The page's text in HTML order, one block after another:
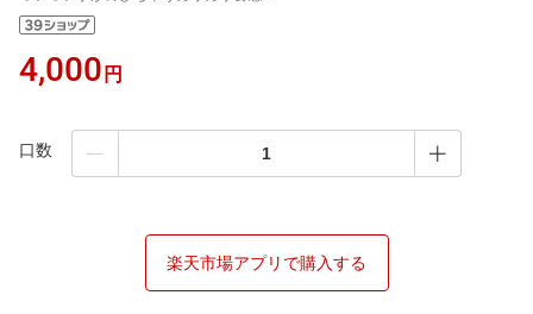
4,000 円
口数
楽天市場アプリで購入する